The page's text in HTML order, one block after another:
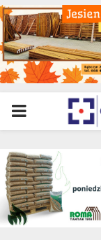
PRIMARY
MENU